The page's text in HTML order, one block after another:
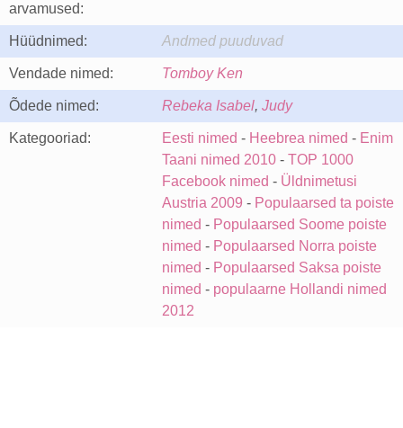
arvamused:
Hüüdnimed: Andmed puuduvad
Vendade nimed: Tomboy Ken
Õdede nimed: Rebeka Isabel, Judy
Kategooriad: Eesti nimed - Heebrea nimed - Enim
Taani nimed 2010 - TOP 1000
Facebook nimed - Üldnimetusi
Austria 2009 - Populaarsed ta poiste
nimed - Populaarsed Soome poiste
nimed - Populaarsed Norra poiste
nimed - Populaarsed Saksa poiste
nimed - populaarne Hollandi nimed
2012